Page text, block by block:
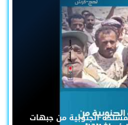
الجنوبية من جبهات